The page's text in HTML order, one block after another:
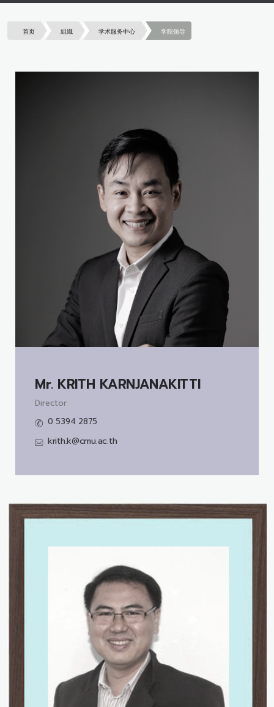
首页 組織 学术服务中心 学院领导
Mr. KRITH KARNJANAKITTI
Director
0 5394 2875
krith.k@cmu.ac.th